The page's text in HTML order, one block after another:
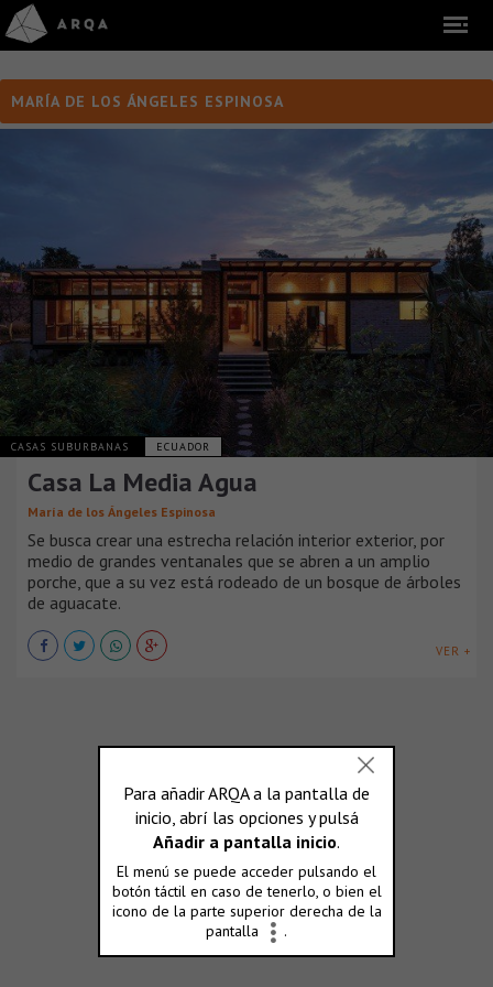
MARÍA DE LOS ÁNGELES ESPINOSA
CASAS SUBURBANAS ECUADOR
Casa La Media Agua
María de los Ángeles Espinosa
Se busca crear una estrecha relación interior exterior, por
medio de grandes ventanales que se abren a un amplio
porche, que a su vez está rodeado de un bosque de árboles
de aguacate.
VER +